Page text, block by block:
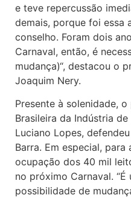
e teve repercussão
demais, porque foi essa
conselho. Foram dois
Carnaval, então, é
mudança)“, destacou o
Joaquim Nery.
Presente à solenidade,
Brasileira da Indústria
Luciano Lopes,
Barra. Em especial,
ocupação dos 40 mil
no próximo Carnaval.
possibilidade de